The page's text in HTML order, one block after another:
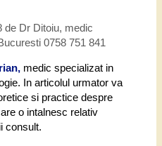
de Dr Ditoiu, medic
0758 751 841
medic specializat in
In articolul urmator va
si practice despre
o intalnesc relativ
consult.